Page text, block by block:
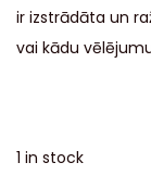
ir izstrādāta un
vai kādu
1 in stock